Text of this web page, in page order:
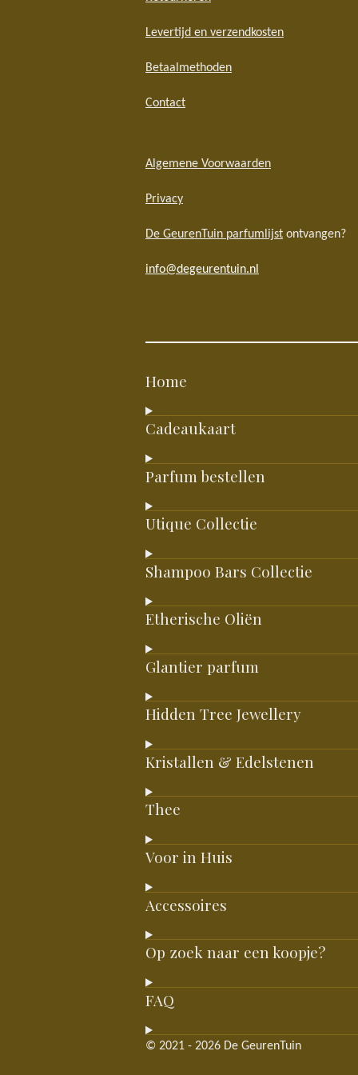
Levertijd en verzendkosten
Betaalmethoden
Contact
Algemene Voorwaarden
Privacy
De GeurenTuin parfumlijst ontvangen?
info@degeurentuin.nl
Home
Cadeaukaart
Parfum bestellen
Utique Collectie
Shampoo Bars Collectie
Etherische Oliën
Glantier parfum
Hidden Tree Jewellery
Kristallen & Edelstenen
Thee
Voor in Huis
Accessoires
Op zoek naar een koopje?
FAQ
© 2021 - 2026 De GeurenTuin